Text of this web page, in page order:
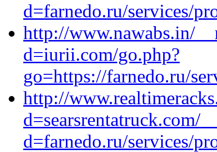
d=farnedo.ru/services/
http://www.nawabs.in/
d=iurii.com/go.php?
go=https://farnedo.ru/
http://
d=searsrentatruck.com/
d=farnedo.ru/services/